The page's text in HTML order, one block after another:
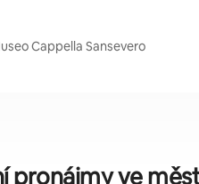
Cappella Sansevero
pronájmy ve